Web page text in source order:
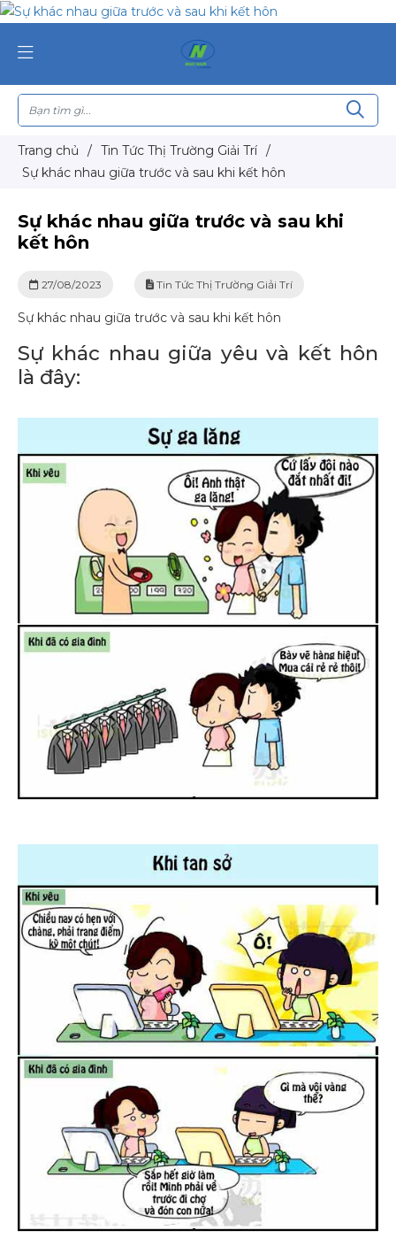
Trang chủ / Tin Tức Thị Trường Giải Trí /
Sự khác nhau giữa trước và sau khi kết hôn
Sự khác nhau giữa trước và sau khi
kết hôn
27/08/2023 Tin Tức Thị Trường Giải Trí
Sự khác nhau giữa trước và sau khi kết hôn
Sự khác nhau giữa yêu và kết hôn
là đây: